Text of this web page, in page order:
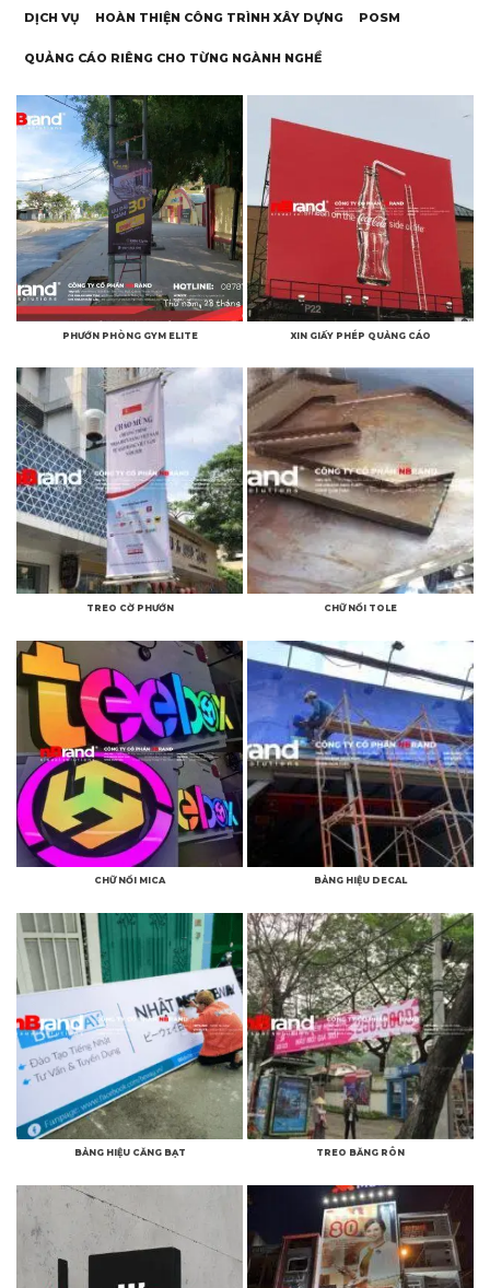
DỊCH VỤ HOÀN THIỆN CÔNG TRÌNH XÂY DỰNG POSM
QUẢNG CÁO RIÊNG CHO TỪNG NGÀNH NGHỀ
PHƯỚN PHÒNG GYM ELITE XIN GIẤY PHÉP QUẢNG CÁO
TREO CỜ PHƯỚN CHỮ NỔI TOLE
CHỮ NỔI MICA BẢNG HIỆU DECAL
BẢNG HIỆU CĂNG BẠT TREO BĂNG RÔN